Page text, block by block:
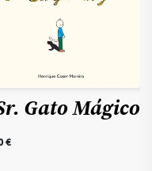
Gato Mágico
€